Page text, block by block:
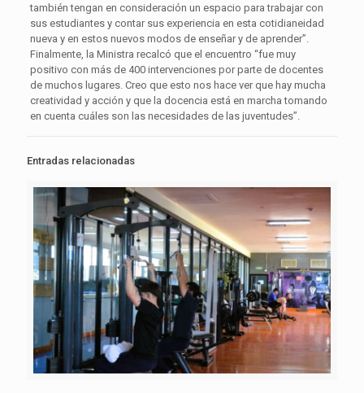
también tengan en consideración un espacio para trabajar con
sus estudiantes y contar sus experiencia en esta cotidianeidad
nueva y en estos nuevos modos de enseñar y de aprender”.
Finalmente, la Ministra recalcó que el encuentro “fue muy
positivo con más de 400 intervenciones por parte de docentes
de muchos lugares. Creo que esto nos hace ver que hay mucha
creatividad y acción y que la docencia está en marcha tomando
en cuenta cuáles son las necesidades de las juventudes”.
Entradas relacionadas